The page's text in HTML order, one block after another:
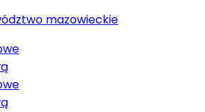
mazowieckie